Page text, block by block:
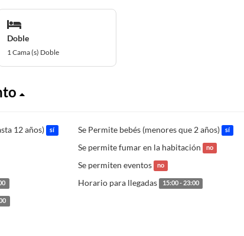
Doble
1 Cama (s) Doble
12 años) sí Se Permite bebés (menores que 2 años) sí
Se permite fumar en la habitación no
Se permiten eventos no
Horario para llegadas 15:00 - 23:00